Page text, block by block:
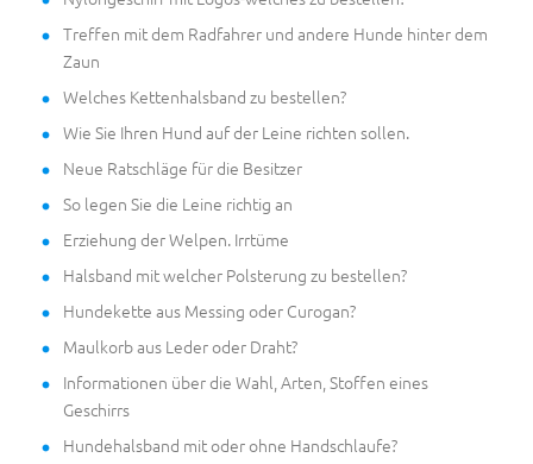
Treffen mit dem Radfahrer und andere Hunde hinter dem
Zaun
Welches Kettenhalsband zu bestellen?
Wie Sie Ihren Hund auf der Leine richten sollen.
Neue Ratschläge für die Besitzer
So legen Sie die Leine richtig an
Erziehung der Welpen. Irrtüme
Halsband mit welcher Polsterung zu bestellen?
Hundekette aus Messing oder Curogan?
Maulkorb aus Leder oder Draht?
Informationen über die Wahl, Arten, Stoffen eines
Geschirrs
Hundehalsband mit oder ohne Handschlaufe?